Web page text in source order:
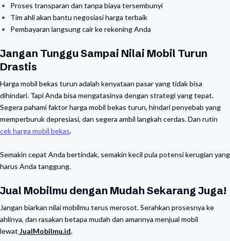
Proses transparan dan tanpa biaya tersembunyi
Tim ahli akan bantu negosiasi harga terbaik
Pembayaran langsung cair ke rekening Anda
Jangan Tunggu Sampai Nilai Mobil Turun
Drastis
Harga mobil bekas turun adalah kenyataan pasar yang tidak bisa
dihindari. Tapi Anda bisa mengatasinya dengan strategi yang tepat.
Segera pahami faktor harga mobil bekas turun, hindari penyebab yang
memperburuk depresiasi, dan segera ambil langkah cerdas. Dan rutin
cek harga mobil bekas.
Semakin cepat Anda bertindak, semakin kecil pula potensi kerugian yang
harus Anda tanggung.
Jual Mobilmu dengan Mudah Sekarang Juga!
Jangan biarkan nilai mobilmu terus merosot. Serahkan prosesnya ke
ahlinya, dan rasakan betapa mudah dan amannya menjual mobil
lewat JualMobilmu.id.